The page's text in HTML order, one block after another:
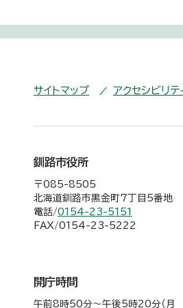
サイトマップ アクセシビリ
釧路市役所
〒085-8505
北海道釧路市黒金町7丁目5番地
電話/0154-23-5151
FAX/0154-23-5222
開庁時間
午前8時50分～午後5時20分（月